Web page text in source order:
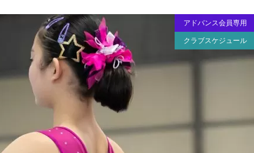
アドバンス会員専用
クラブスケジュール